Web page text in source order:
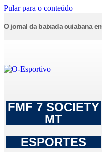
Pular para o conteúdo
O jornal da baixada cuiabana
FMF 7 SOCIETY
MT
ESPORTES